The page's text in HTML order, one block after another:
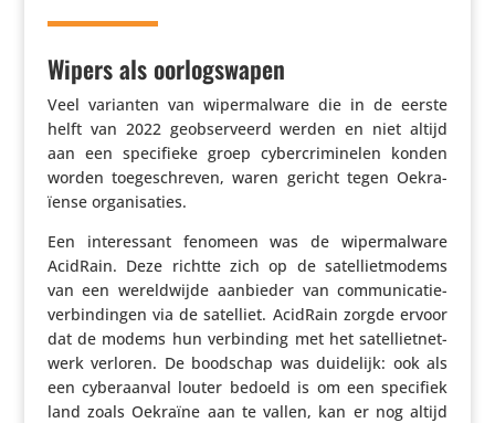
Wipers als oorlogswapen
Veel varianten van wiper­mal­ware die in de eerste
helft van 2022 geob­ser­veerd werden en niet altijd
aan een speci­fieke groep cyber­cri­mi­nelen konden
worden toege­schreven, waren gericht tegen Oekra­
ïense organisaties.
Een inte­res­sant fenomeen was de wiper­mal­ware
AcidRain. Deze richtte zich op de satel­liet­mo­dems
van een wereld­wijde aanbieder van commu­ni­ca­tie­
ver­bin­dingen via de satelliet. AcidRain zorgde ervoor
dat de modems hun verbin­ding met het satel­liet­net­
werk verloren. De boodschap was duidelijk: ook als
een cyber­aanval louter bedoeld is om een specifiek
land zoals Oekraïne aan te vallen, kan er nog altijd